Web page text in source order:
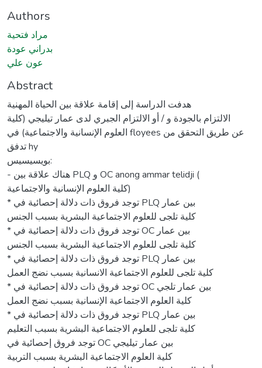
Authors
مراد فتحية
بدراني عودة
عون علي
Abstract
هدفت الدراسة إلى إقامة علاقة بين الحياة المهنية
الالتزام بالجودة و / أو الالتزام الجبري لدى عمار تيليجي (كلية
العلوم الإنسانية والاجتماعية) في floyees عن طريق التحقق من
تدفق hy
بويسيسيس:
- هناك علاقة بين PLQ و OC anong ammar telidji (
كلية العلوم الإنسانية والاجتماعية)
* توجد فروق ذات دلالة إحصائية في PLQ بين عمار
كلية تلجى للعلوم الاجتماعية البشرية بسبب الجنس
* توجد فروق ذات دلالة إحصائية في OC بين عمار
كلية تلجى للعلوم الاجتماعية البشرية بسبب الجنس
* توجد فروق ذات دلالة إحصائية في PLQ بين عمار
كلية تلجى للعلوم الاجتماعية الانسانية بسبب نضج العمل
* توجد فروق ذات دلالة إحصائية في OC بين عمار تلجي
كلية العلوم الاجتماعية الإنسانية بسبب نضج العمل
* توجد فروق ذات دلالة إحصائية في PLQ بين عمار
كلية تلجى للعلوم الاجتماعية البشرية بسبب التعليم
توجد فروق إحصائية في OC بين عمار تيليجي
كلية العلوم الاجتماعية البشرية بسبب التربية